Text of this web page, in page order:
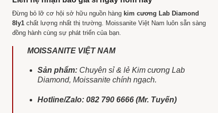
Đừng bỏ lỡ cơ hội sở hữu nguồn hàng kim cương Lab Diamond
8ly1 chất lượng nhất thị trường. Moissanite Việt Nam luôn sẵn sàng
đồng hành cùng sự phát triển của bạn.
MOISSANITE VIỆT NAM
Sản phẩm:Chuyên sỉ & lẻ Kim cương Lab
Diamond, Moissanite chính ngạch.
Hotline/Zalo: 082 790 6666 (Mr. Tuyến)